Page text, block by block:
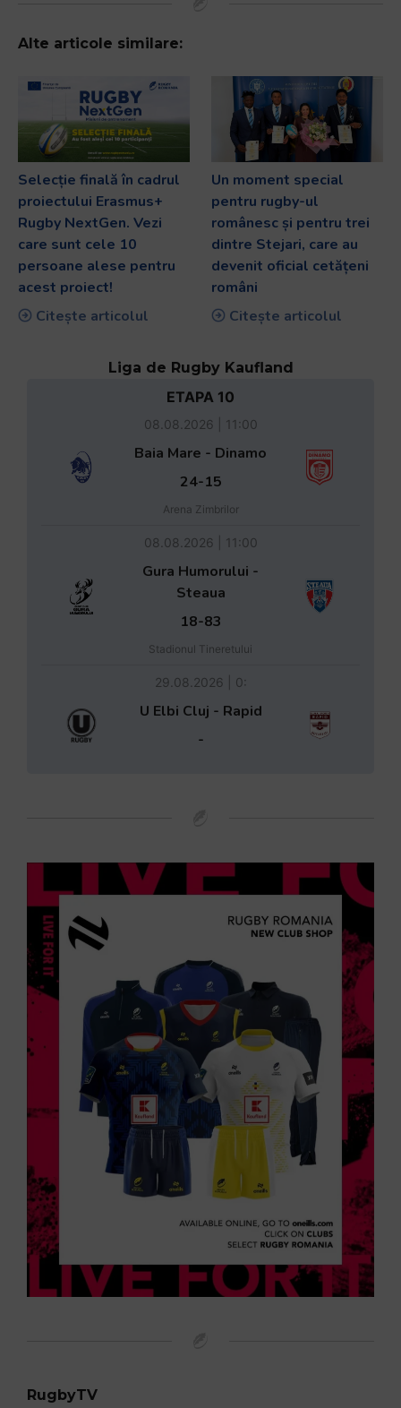
Alte articole similare:
Selecție finală în cadrul
proiectului Erasmus+
Rugby NextGen. Vezi
care sunt cele 10
persoane alese pentru
acest proiect!
Citește articolul
Un moment special
pentru rugby-ul
românesc și pentru trei
dintre Stejari, care au
devenit oficial cetățeni
români
Citește articolul
Liga de Rugby Kaufland
ETAPA 10
08.08.2026 | 11:00
Baia Mare - Dinamo
24-15
Arena Zimbrilor
08.08.2026 | 11:00
Gura Humorului -
Steaua
18-83
Stadionul Tineretului
29.08.2026 | 0:
U Elbi Cluj - Rapid
-
RugbyTV